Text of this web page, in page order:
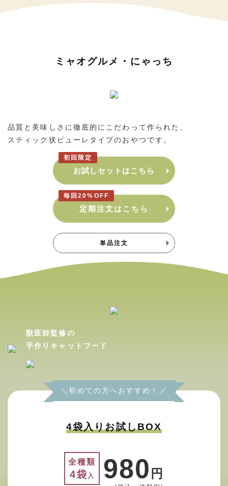
ミャオグルメ・にゃっち
品質と美味しさに徹底的にこだわって作られた、
スティック状ピューレタイプのおやつです。
お試しセットはこちら
初回限定
定期注文はこちら
毎回20%OFF
単品注文
獣医師監修の
手作りキャットフード
＼初めての方へおすすめ！／
4袋入りお試しBOX
全種類
4袋 入 980 円